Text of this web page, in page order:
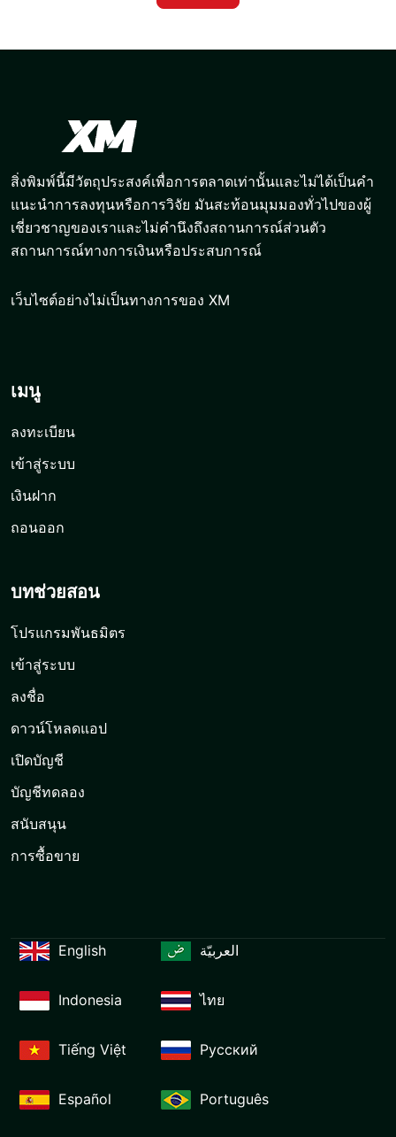
สิ่งพิมพ์นี้มีวัตถุประสงค์เพื่อการตลาดเท่านั้นและไม่ได้เป็นคำ
แนะนำการลงทุนหรือการวิจัย มันสะท้อนมุมมองทั่วไปของผู้
เชี่ยวชาญของเราและไม่คำนึงถึงสถานการณ์ส่วนตัว
สถานการณ์ทางการเงินหรือประสบการณ์
เว็บไซต์อย่างไม่เป็นทางการของ XM
เมนู
ลงทะเบียน
เข้าสู่ระบบ
เงินฝาก
ถอนออก
บทช่วยสอน
โปรแกรมพันธมิตร
เข้าสู่ระบบ
ลงชื่อ
ดาวน์โหลดแอป
เปิดบัญชี
บัญชีทดลอง
สนับสนุน
การซื้อขาย
English العربيّة
Indonesia ไทย
Tiếng Việt Русский
Español Português